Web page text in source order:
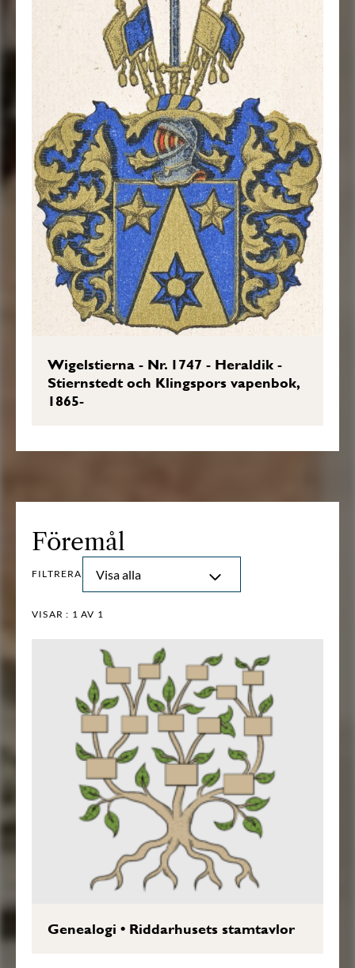
Wigelstierna - Nr. 1747 - Heraldik -
Stiernstedt och Klingspors vapenbok,
1865-
Föremål
FILTRERA Visa alla
VISAR : 1 AV 1
Genealogi • Riddarhusets stamtavlor